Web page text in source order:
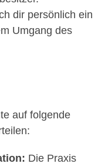
dir persönlich ein
Umgang des
auf folgende
Die Praxis